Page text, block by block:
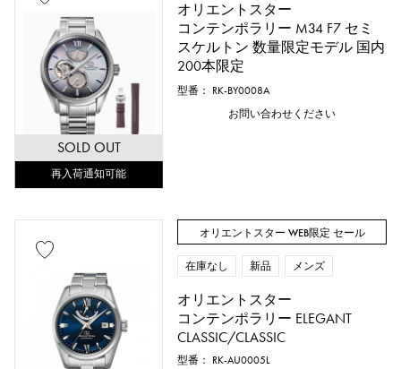
SOLD OUT
再入荷通知可能
オリエントスター
コンテンポラリー M34 F7 セミ
スケルトン 数量限定モデル 国内
200本限定
型番： RK-BY0008A
お問い合わせください
オリエントスター WEB限定 セール
在庫なし 新品 メンズ
オリエントスター
コンテンポラリー ELEGANT
CLASSIC/CLASSIC
型番： RK-AU0005L